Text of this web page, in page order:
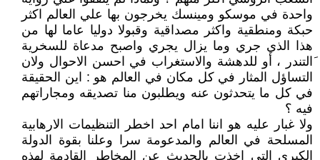
واحدة في موسكو ومينسك يخرجون بها علي العالم اكثر
حبكة ومنطقية واكثر مصداقية وقبولا دوليا عاما لها من
هذا الذي جري وما يزال يجري واصبح مدعاة للسخرية
َالتندر ، أو للدهشة والاستغراب في احسن الاحوال ولان
التساؤل المثار في كل مكان في العالم هو : اين الحقيقة
في كل ما يتحدثون عنه ويطلبون منا تصديقه ومجاراتهم
فيه ؟
ولا غبار عليه هو اننا امام احد اخطر التنظيمات الارهابية
المسلحة في العالم والمدعومة سرا وعلنا بقوة الدولة
الكبري التي اخذت بالحديث عن المخاطر القادمة لهذه